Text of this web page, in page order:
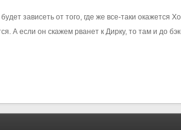
зависеть от того, где же все-таки
А если он скажем рванет к Дирку, то там и до